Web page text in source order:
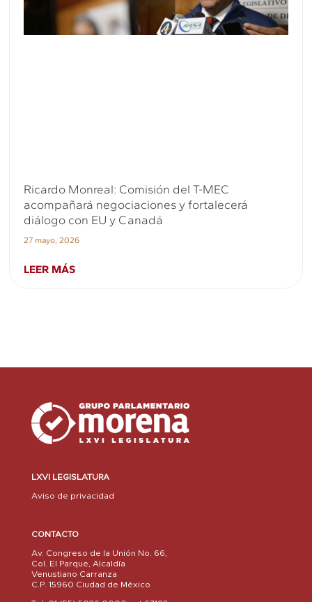
Ricardo Monreal: Comisión del T-MEC
acompañará negociaciones y fortalecerá
diálogo con EU y Canadá
27 mayo, 2026
LEER MÁS
LXVI LEGISLATURA
Aviso de privacidad
CONTACTO
Av. Congreso de la Unión No. 66,
Col. El Parque, Alcaldía
Venustiano Carranza
C.P. 15960 Ciudad de México